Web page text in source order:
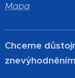
Mapa
Chceme